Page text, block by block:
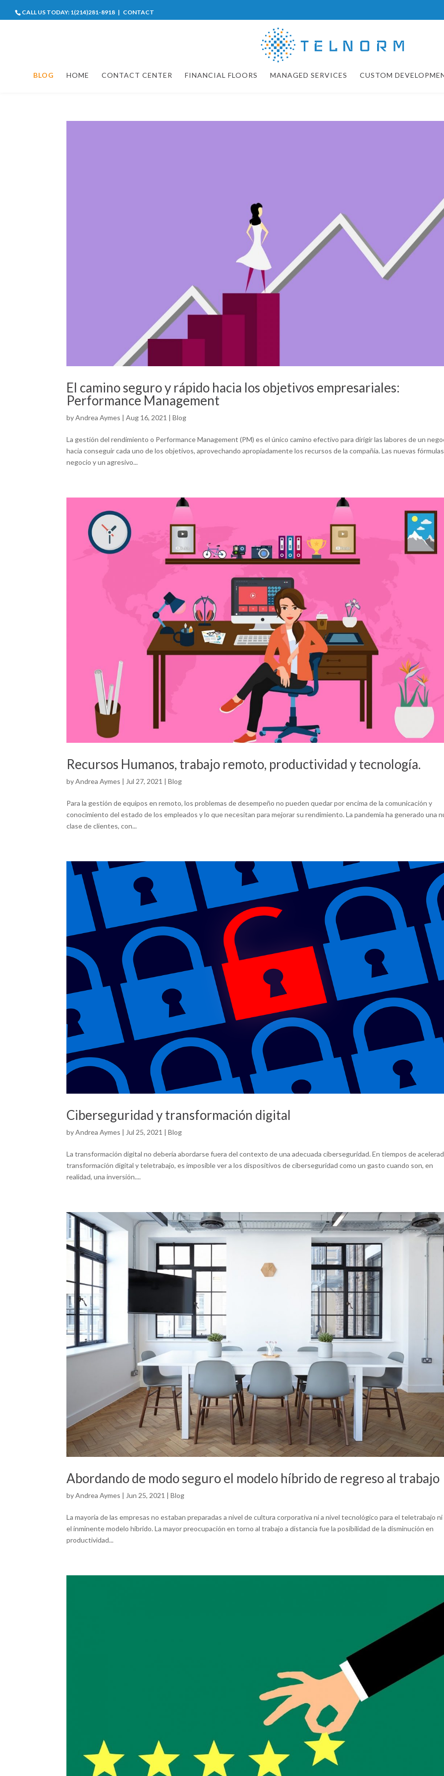
CALL US TODAY: 1(214)281-8918 | CONTACT
BLOG HOME CONTACT CENTER FINANCIAL FLOORS MANAGED SERVICES CUSTOM
El camino seguro y rápido hacia los objetivos empresariales:
Performance Management
byAndrea Aymes |Aug 16, 2021 |Blog
La gestión del rendimiento o Performance Management (PM) es el único camino efectivo para dirigir las labores de un
hacia conseguir cada uno de los objetivos, aprovechando apropiadamente los recursos de la compañía. Las nuevas
negocio y un agresivo...
Recursos Humanos, trabajo remoto, productividad y tecnología.
byAndrea Aymes | Jul 27, 2021 |Blog
Para la gestión de equipos en remoto, los problemas de desempeño no pueden quedar por encima de la comunicación y
conocimiento del estado de los empleados y lo que necesitan para mejorar su rendimiento. La pandemia ha generado una
clase de clientes, con...
Ciberseguridad y transformación digital
byAndrea Aymes | Jul 25, 2021 |Blog
La transformación digital no debería abordarse fuera del contexto de una adecuada ciberseguridad. En tiempos de
transformación digital y teletrabajo, es imposible ver a los dispositivos de ciberseguridad como un gasto cuando son, en
realidad, una inversión....
Abordando de modo seguro el modelo híbrido de regreso al trabajo
byAndrea Aymes | Jun 25, 2021 |Blog
La mayoría de las empresas no estaban preparadas a nivel de cultura corporativa ni a nivel tecnológico para el teletrabajo ni
el inminente modelo híbrido. La mayor preocupación en torno al trabajo a distancia fue la posibilidad de la disminución en
productividad...